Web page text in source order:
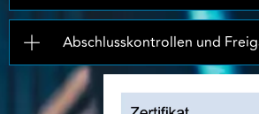
Abschlusskontrollen und